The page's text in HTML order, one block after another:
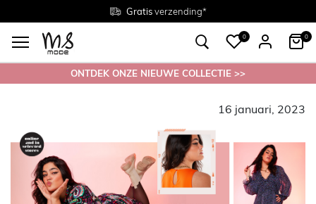
Gratisverzending*
Maten38 - 54
Gratisretourneren in de winkel
0 0
ONTDEK ONZE NIEUWE COLLECTIE >>
16 januari, 2023